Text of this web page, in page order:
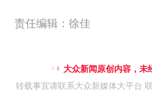
责任编辑：徐佳
大众新闻原创内容，未
转载事宜请联系大众新媒体大平台